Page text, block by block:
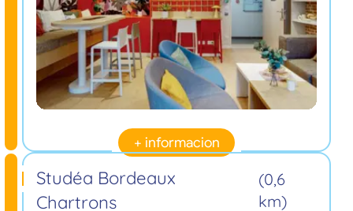
+ informacion
Studéa Bordeaux
Chartrons
(0,6
km)